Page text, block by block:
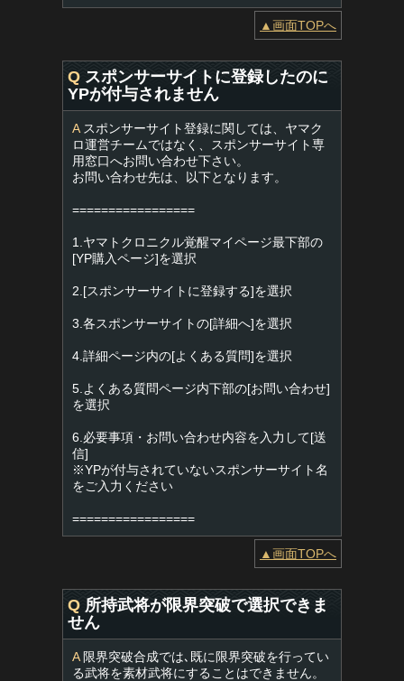
▲画面TOPへ
Q スポンサーサイトに登録したのに
YPが付与されません
Aスポンサーサイト登録に関しては、ヤマク
ロ運営チームではなく、スポンサーサイト専
用窓口へお問い合わせ下さい。
お問い合わせ先は、以下となります。
=================
1.ヤマトクロニクル覚醒マイページ最下部の
[YP購入ページ]を選択
2.[スポンサーサイトに登録する]を選択
3.各スポンサーサイトの[詳細へ]を選択
4.詳細ページ内の[よくある質問]を選択
5.よくある質問ページ内下部の[お問い合わせ]
を選択
6.必要事項・お問い合わせ内容を入力して[送
信]
※YPが付与されていないスポンサーサイト名
をご入力ください
=================
▲画面TOPへ
Q 所持武将が限界突破で選択できま
せん
A限界突破合成では､既に限界突破を行ってい
る武将を素材武将にすることはできません。